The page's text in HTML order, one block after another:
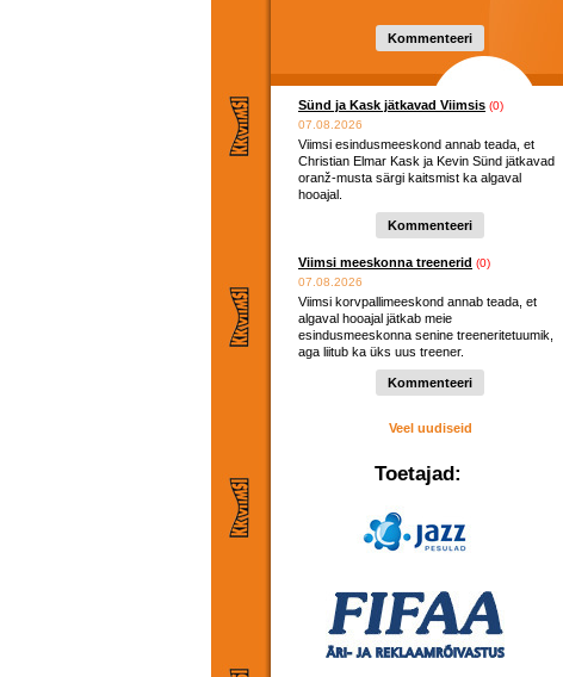
Kommenteeri
Sünd ja Kask jätkavad Viimsis (0)
07.08.2026
Viimsi esindusmeeskond annab teada, et
Christian Elmar Kask ja Kevin Sünd jätkavad
oranž-musta särgi kaitsmist ka algaval
hooajal.
Kommenteeri
Viimsi meeskonna treenerid (0)
07.08.2026
Viimsi korvpallimeeskond annab teada, et
algaval hooajal jätkab meie
esindusmeeskonna senine treeneritetuumik,
aga liitub ka üks uus treener.
Kommenteeri
Veel uudiseid
Toetajad: